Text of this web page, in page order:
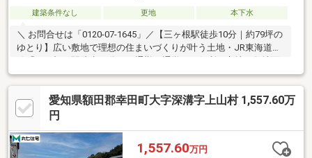
建築条件なし 更地 本下水
＼ お問合せは「0120-07-1645」／【三ヶ根駅徒歩10分｜約79坪の
ゆとり】広い敷地で理想の住まいづくりが叶う土地・JR東海道本
積約79坪のゆとりある広さで、駐車スペースやお庭付き住宅も検
討可能・平屋住宅やゆとりある間取りなど、土地の広さを活かし
た住まいづくりにおすすめ・大通りから少し入った落ち着いた住
宅街で、静かな住環境・小学校も徒歩圏内で子育て世帯にも安心
環境ぜひお問い合わせください。
愛知県額田郡幸田町大字深溝字上山村 1,557.60万
円
1,557.60万円